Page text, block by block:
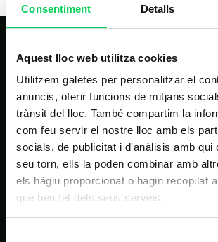
Consentiment Detalls
Aquest lloc web utilitza cookies
Utilitzem galetes per personalitzar el
anuncis, oferir funcions de mitjans
trànsit del lloc. També compartim la
com feu servir el nostre lloc amb els
socials, de publicitat i d'anàlisis amb qui
seu torn, ells la poden combinar amb
els hàgiu proporcionat o hagin recopilat
que heu fet dels seus serveis.
NAVEGACIÓ PRINCIPAL
Estudis
Nosaltres